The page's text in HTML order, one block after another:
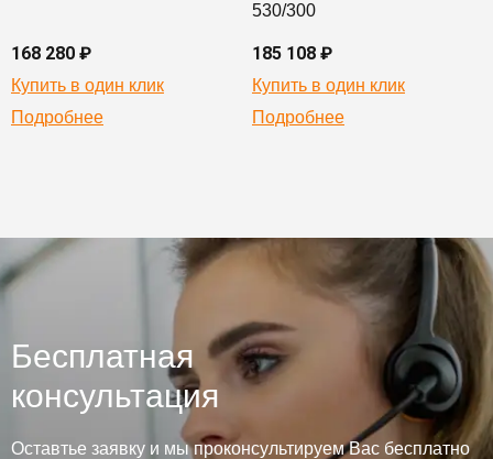
168 280 ₽
Купить в один клик
Подробнее
530/300
185 108 ₽
Купить в один клик
Подробнее
Бесплатная
консультация
Оставтье заявку и мы проконсультируем Вас бесплатно